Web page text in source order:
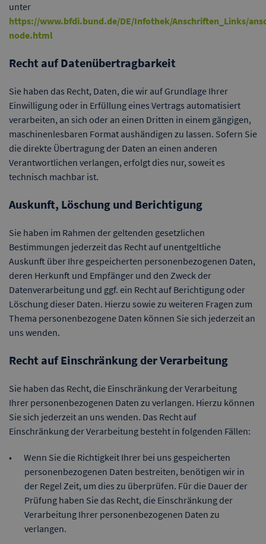
unter
https://www.bfdi.bund.de/DE/Infothek/Anschriften_Links/
node.html
Recht auf Datenübertragbarkeit
Sie haben das Recht, Daten, die wir auf Grundlage Ihrer
Einwilligung oder in Erfüllung eines Vertrags automatisiert
verarbeiten, an sich oder an einen Dritten in einem gängigen,
maschinenlesbaren Format aushändigen zu lassen. Sofern Sie
die direkte Übertragung der Daten an einen anderen
Verantwortlichen verlangen, erfolgt dies nur, soweit es
technisch machbar ist.
Auskunft, Löschung und Berichtigung
Sie haben im Rahmen der geltenden gesetzlichen
Bestimmungen jederzeit das Recht auf unentgeltliche
Auskunft über Ihre gespeicherten personenbezogenen Daten,
deren Herkunft und Empfänger und den Zweck der
Datenverarbeitung und ggf. ein Recht auf Berichtigung oder
Löschung dieser Daten. Hierzu sowie zu weiteren Fragen zum
Thema personenbezogene Daten können Sie sich jederzeit an
uns wenden.
Recht auf Einschränkung der Verarbeitung
Sie haben das Recht, die Einschränkung der Verarbeitung
Ihrer personenbezogenen Daten zu verlangen. Hierzu können
Sie sich jederzeit an uns wenden. Das Recht auf
Einschränkung der Verarbeitung besteht in folgenden Fällen:
Wenn Sie die Richtigkeit Ihrer bei uns gespeicherten
personenbezogenen Daten bestreiten, benötigen wir in
der Regel Zeit, um dies zu überprüfen. Für die Dauer der
Prüfung haben Sie das Recht, die Einschränkung der
Verarbeitung Ihrer personenbezogenen Daten zu
verlangen.